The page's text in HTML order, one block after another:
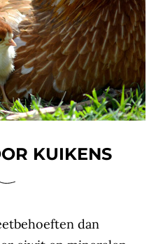
KUIKENS
dan